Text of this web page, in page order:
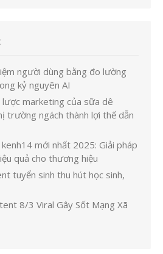
người dùng bằng đo lường
kỷ nguyên AI
lược marketing của sữa dê
trường ngách thành lợi thế dẫn
mới nhất 2025: Giải pháp
quả cho thương hiệu
tuyển sinh thu hút học sinh,
8/3 Viral Gây Sốt Mạng Xã